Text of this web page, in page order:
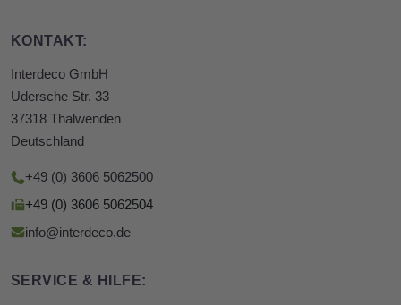
KONTAKT:
Interdeco GmbH
Udersche Str. 33
37318 Thalwenden
Deutschland
+49 (0) 3606 5062500
+49 (0) 3606 5062504
info@interdeco.de
SERVICE & HILFE: